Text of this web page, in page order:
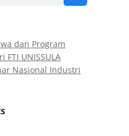
dan Program
UNISSULA
Nasional Industri